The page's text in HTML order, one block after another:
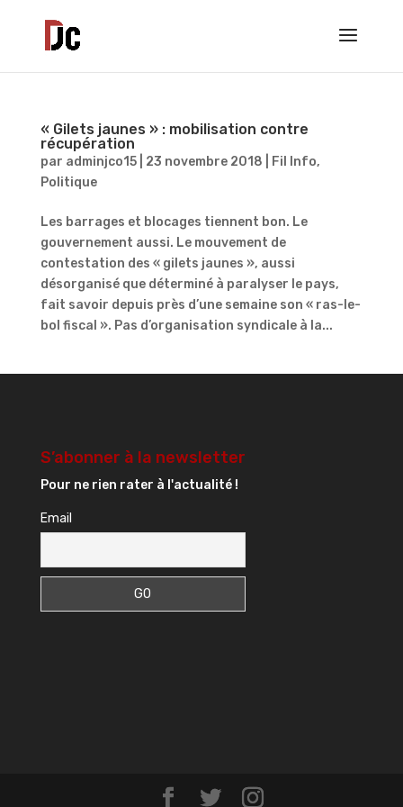
« Gilets jaunes » : mobilisation contre
récupération
par adminjco15| 23 novembre 2018 Fil Info,
Politique
Les barrages et blocages tiennent bon. Le
gouvernement aussi. Le mouvement de
contestation des « gilets jaunes », aussi
désorganisé que déterminé à paralyser le pays,
fait savoir depuis près d’une semaine son « ras-le-
bol fiscal ». Pas d’organisation syndicale à la...
S’abonner à la newsletter
Pour ne rien rater à l'actualité !
Email